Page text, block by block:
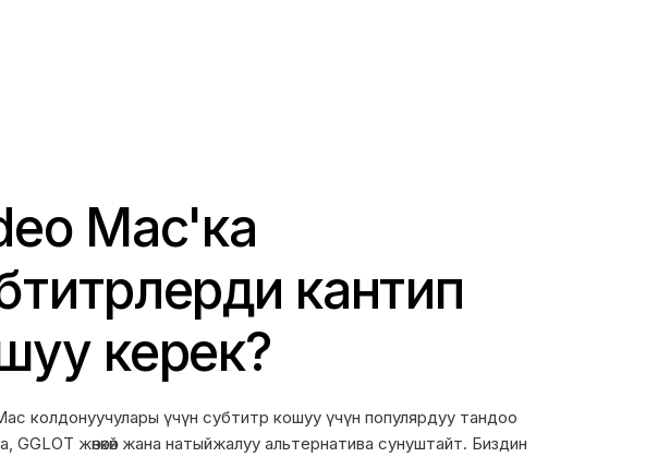
Mac'ка
кантип
керек?
колдонуучулары үчүн субтитр кошуу үчүн популярдуу тандоо
GGLOT жөнөкөй жана натыйжалуу альтернатива сунуштайт. Биздин